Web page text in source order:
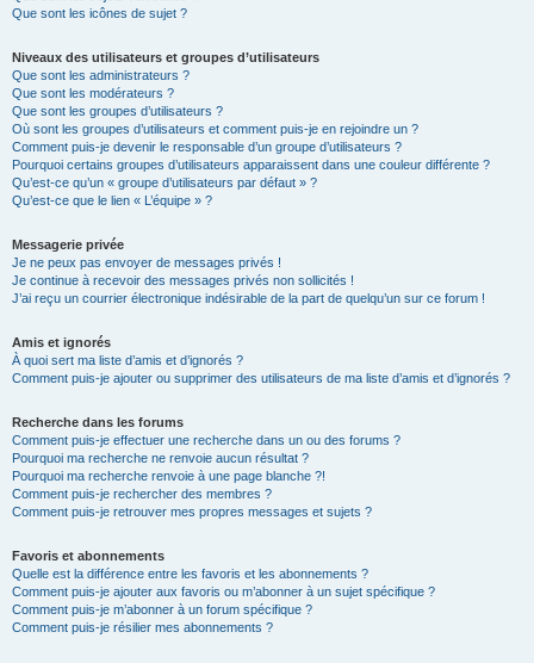
Que sont les icônes de sujet ?
Niveaux des utilisateurs et groupes d’utilisateurs
Que sont les administrateurs ?
Que sont les modérateurs ?
Que sont les groupes d’utilisateurs ?
Où sont les groupes d’utilisateurs et comment puis-je en rejoindre un ?
Comment puis-je devenir le responsable d’un groupe d’utilisateurs ?
Pourquoi certains groupes d’utilisateurs apparaissent dans une couleur différente ?
Qu’est-ce qu’un « groupe d’utilisateurs par défaut » ?
Qu’est-ce que le lien « L’équipe » ?
Messagerie privée
Je ne peux pas envoyer de messages privés !
Je continue à recevoir des messages privés non sollicités !
J’ai reçu un courrier électronique indésirable de la part de quelqu’un sur ce forum !
Amis et ignorés
À quoi sert ma liste d’amis et d’ignorés ?
Comment puis-je ajouter ou supprimer des utilisateurs de ma liste d’amis et d’ignorés ?
Recherche dans les forums
Comment puis-je effectuer une recherche dans un ou des forums ?
Pourquoi ma recherche ne renvoie aucun résultat ?
Pourquoi ma recherche renvoie à une page blanche ?!
Comment puis-je rechercher des membres ?
Comment puis-je retrouver mes propres messages et sujets ?
Favoris et abonnements
Quelle est la différence entre les favoris et les abonnements ?
Comment puis-je ajouter aux favoris ou m’abonner à un sujet spécifique ?
Comment puis-je m’abonner à un forum spécifique ?
Comment puis-je résilier mes abonnements ?